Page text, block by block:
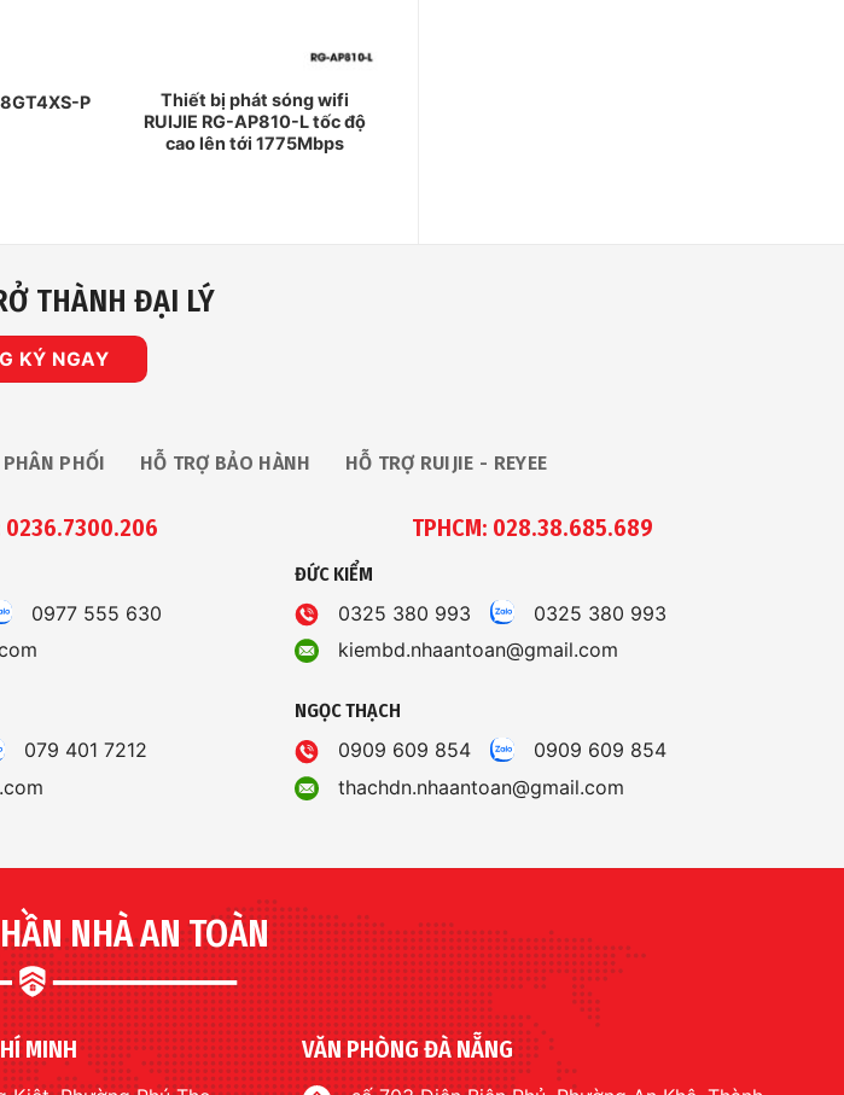
P
Thiết bị phát sóng wifi
RUIJIE RG-AP810-L tốc độ
cao lên tới 1775Mbps
THÀNH ĐẠI LÝ
KÝ NGAY
PHỐI HỖ TRỢ BẢO HÀNH HỖ TRỢ RUIJIE - REYEE
0236.7300.206
0977 555 630
079 401 7212
TPHCM: 028.38.685.689
ĐỨC KIỂM
0325 380 993
0325 380 993
kiembd.nhaantoan@gmail.com
NGỌC THẠCH
0909 609 854
0909 609 854
thachdn.nhaantoan@gmail.com
NHÀ AN TOÀN
MINH VĂN PHÒNG ĐÀ NẴNG